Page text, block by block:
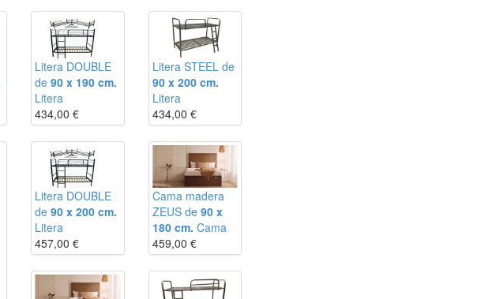
Litera DOUBLE
de90 x 190 cm.
Litera
434,00 €
Litera STEEL de
90 x 200 cm.
Litera
434,00 €
Litera DOUBLE
de90 x 200 cm.
Litera
457,00 €
Cama madera
ZEUS de 90 x
180 cm. Cama
459,00 €